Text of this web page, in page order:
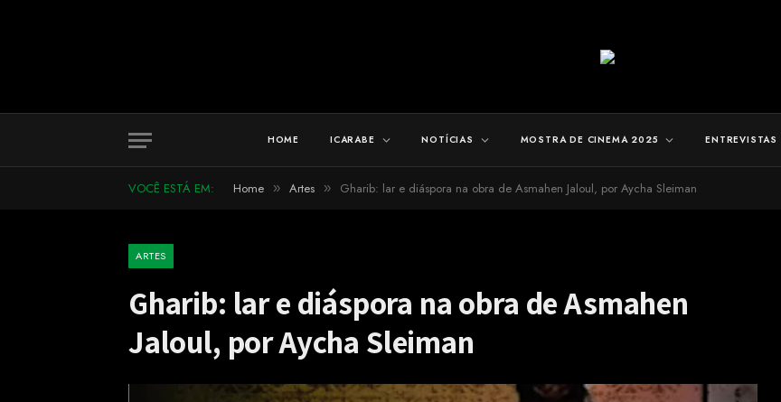
HOME ICARABE NOTÍCIAS MOSTRA DE CINEMA 2025 ENTREVISTAS
VOCÊ ESTÁ EM: Home » Artes » Gharib: lar e diáspora na obra de Asmahen Jaloul, por Aycha Sleiman
ARTES
Gharib: lar e diáspora na obra de Asmahen
Jaloul, por Aycha Sleiman